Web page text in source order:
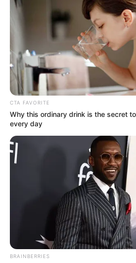
ULASAN
Alamat email Anda tidak akan dipublikasikan.
CTA FAVORITE
Why this ordinary drink is the secret
every day
BRAINBERRIES